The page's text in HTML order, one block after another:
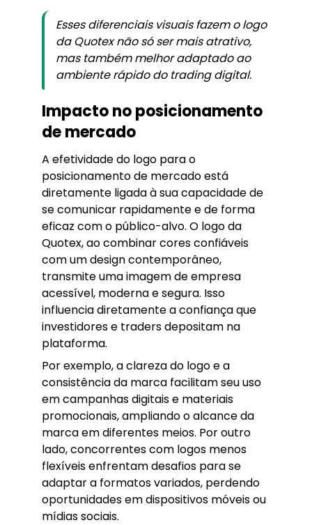
Esses diferenciais visuais fazem o logo
da Quotex não só ser mais atrativo,
mas também melhor adaptado ao
ambiente rápido do trading digital.
Impacto no posicionamento
de mercado
A efetividade do logo para o
posicionamento de mercado está
diretamente ligada à sua capacidade de
se comunicar rapidamente e de forma
eficaz com o público-alvo. O logo da
Quotex, ao combinar cores confiáveis
com um design contemporâneo,
transmite uma imagem de empresa
acessível, moderna e segura. Isso
influencia diretamente a confiança que
investidores e traders depositam na
plataforma.
Por exemplo, a clareza do logo e a
consistência da marca facilitam seu uso
em campanhas digitais e materiais
promocionais, ampliando o alcance da
marca em diferentes meios. Por outro
lado, concorrentes com logos menos
flexíveis enfrentam desafios para se
adaptar a formatos variados, perdendo
oportunidades em dispositivos móveis ou
mídias sociais.